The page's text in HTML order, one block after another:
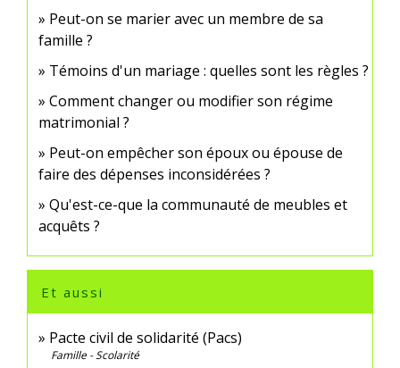
Peut-on se marier avec un membre de sa
famille ?
Témoins d'un mariage : quelles sont les règles ?
Comment changer ou modifier son régime
matrimonial ?
Peut-on empêcher son époux ou épouse de
faire des dépenses inconsidérées ?
Qu'est-ce-que la communauté de meubles et
acquêts ?
Et aussi
Pacte civil de solidarité (Pacs)
Famille - Scolarité